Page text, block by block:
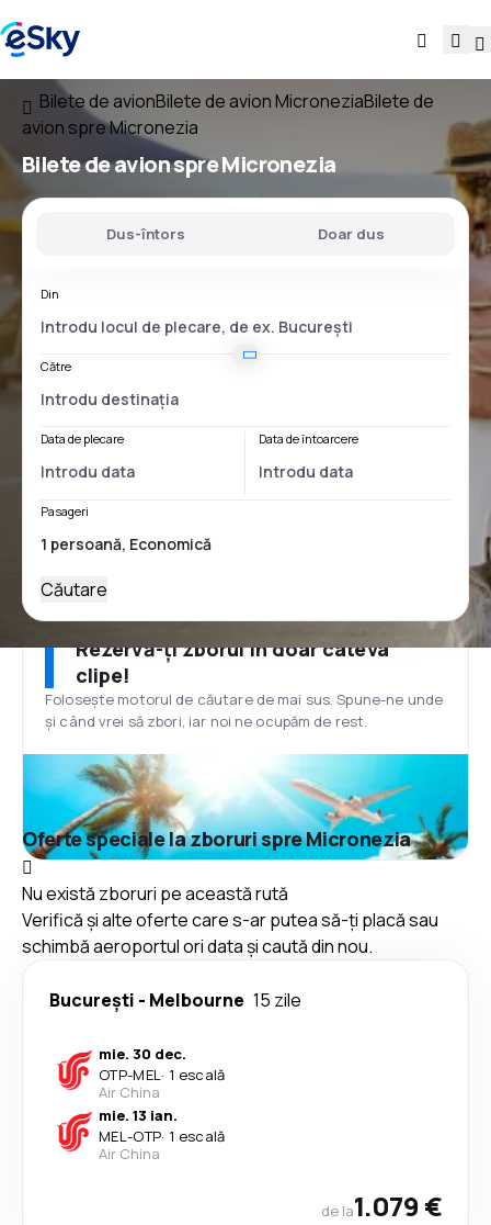
Bilete de avionBilete de avion MicroneziaBilete de
avion spre Micronezia
Bilete de avionspre Micronezia
Dus-întors Doar dus
Din
Către
Data de plecare Data de întoarcere
Pasageri
Căutare
Rezervă-ți zborul în doar câteva
clipe!
Folosește motorul de căutare de mai sus. Spune-ne unde
și când vrei să zbori, iar noi ne ocupăm de rest.
Oferte speciale la zboruri spre Micronezia
Nu există zboruri pe această rută
Verifică și alte oferte care s-ar putea să-ți placă sau
schimbă aeroportul ori data și caută din nou.
București - Melbourne 15 zile
mie. 30 dec.
OTP-MEL· 1 escală
Air China
mie. 13 ian.
MEL-OTP· 1 escală
Air China
de la1.079 €